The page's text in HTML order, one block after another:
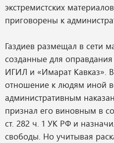
экстремистских
приговорены к
Газдиев размещал в сети
созданные для
ИГИЛ и «Имарат Кавказ».
отношение к людям иной
административным
признал его виновным в
ст. 282 ч. 1 УК РФ и
свободы. Но учитывая